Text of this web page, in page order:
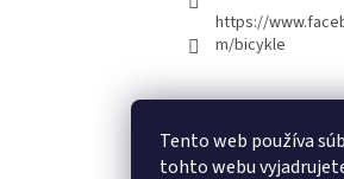
Tento web používa
tohto webu
https://
m/bicykle